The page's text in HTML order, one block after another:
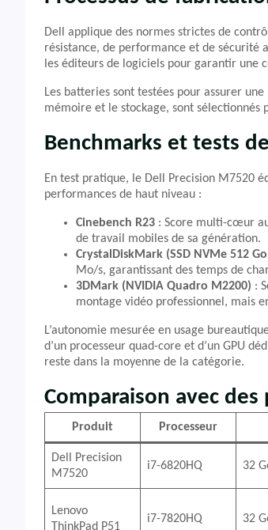
Dell applique des normes strictes de
résistance, de performance et de sécurité
les éditeurs de logiciels pour garantir
Les batteries sont testées pour assurer
mémoire et le stockage, sont
Benchmarks et tests
En test pratique, le Dell Precision M7520
performances de haut niveau :
Cinebench R23 : Score multi-cœur
de travail mobiles de sa génération.
CrystalDiskMark (SSD NVMe 512
Mo/s, garantissant des temps de
3DMark (NVIDIA Quadro M2200) :
montage vidéo professionnel, mais
L’autonomie mesurée en usage
d’un processeur quad-core et d’un GPU
reste dans la moyenne de la catégorie.
Comparaison avec
Produit Processeur
Dell Precision
M7520
i7-6820HQ 32
Lenovo
ThinkPad P51
i7-7820HQ 32